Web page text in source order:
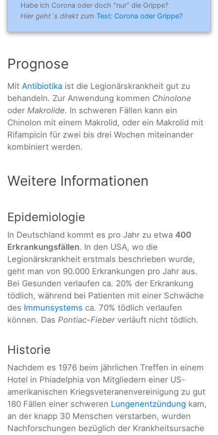
Habe ich Corona oder doch "nur" die Grippe?
Hier geht´s direkt zum Test: Corona oder Grippe?
Prognose
Mit Antibiotika ist die Legionärskrankheit gut zu
behandeln. Zur Anwendung kommen Chinolone
oder Makrolide. In schweren Fällen kann ein
Chinolon mit einem Makrolid, oder ein Makrolid mit
Rifampicin für zwei bis drei Wochen miteinander
kombiniert werden.
Weitere Informationen
Epidemiologie
In Deutschland kommt es pro Jahr zu etwa 400
Erkrankungsfällen. In den USA, wo die
Legionärskrankheit erstmals beschrieben wurde,
geht man von 90.000 Erkrankungen pro Jahr aus.
Bei Gesunden verlaufen ca. 20% der Erkrankung
tödlich, während bei Patienten mit einer Schwäche
des Immunsystems ca. 70% tödlich verlaufen
können. Das Pontiac-Fieberverläuft nicht tödlich.
Historie
Nachdem es 1976 beim jährlichen Treffen in einem
Hotel in Phiadelphia von Mitgliedern einer US-
amerikanischen Kriegsveteranenvereinigung zu gut
180 Fällen einer schweren Lungenentzündung kam,
an der knapp 30 Menschen verstarben, wurden
Nachforschungen bezüglich der Krankheitsursache